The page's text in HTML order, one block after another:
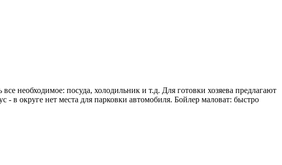
необходимое: посуда, холодильник и т.д. Для готовки хозяева предлагают
округе нет места для парковки автомобиля. Бойлер маловат: быстро